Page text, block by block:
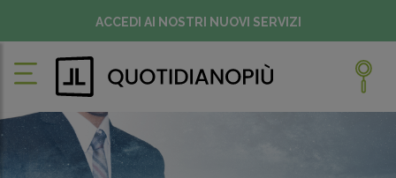
ACCEDI AI NOSTRI NUOVI SERVIZI